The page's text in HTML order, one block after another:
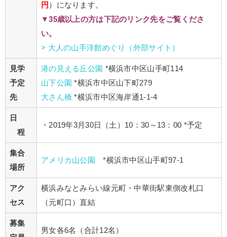
円 ）になります。
▼35歳以上の方は下記のリンク先をご覧くださ
い。
> 大人の山手洋館めぐり（外部サイト）
見学
予定
先
港の見える丘公園 *横浜市中区山手町114
山下公園 *横浜市中区山下町279
大さん橋 *横浜市中区海岸通1-1-4
日
程
・2019年3月30日（土）10：30～13：00 *予定
集合
場所
アメリカ山公園 *横浜市中区山手町97-1
アク
セス
横浜みなとみらい線元町・中華街駅東側改札口
（元町口）直結
募集
男女各6名（合計12名）